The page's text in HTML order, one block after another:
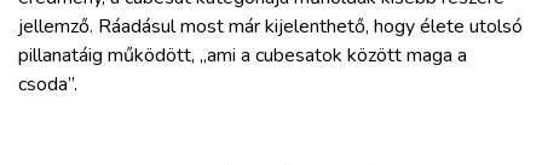
jellemző. Ráadásul most már kijelenthető, hogy élete utolsó
pillanatáig működött, „ami a cubesatok között maga a
csoda”.